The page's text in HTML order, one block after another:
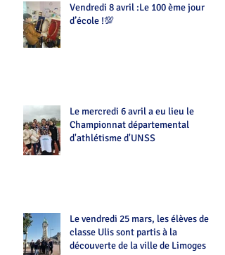
Vendredi 8 avril :Le 100 ème jour
d’école !💯
Le mercredi 6 avril a eu lieu le
Championnat départemental
d'athlétisme d'UNSS
Le vendredi 25 mars, les élèves de la
classe Ulis sont partis à la
découverte de la ville de Limoges